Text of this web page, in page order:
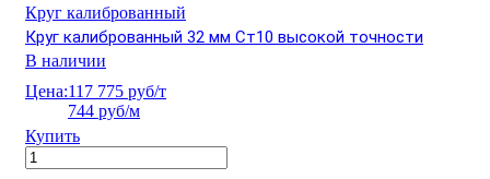
Круг калиброванный
Круг калиброванный 32 мм Ст10 высокой точности
В наличии
Цена:117 775 руб/т
744 руб/м
Купить